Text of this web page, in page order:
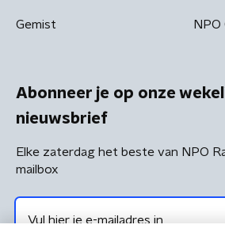
Gemist NPO
Abonneer je op onze
nieuwsbrief
Elke zaterdag het beste van NPO
mailbox